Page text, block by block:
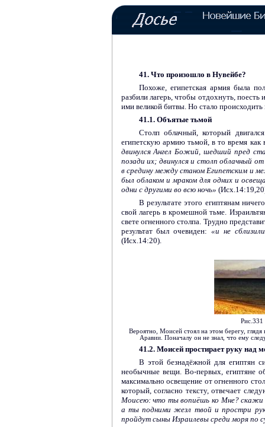
41. Что произошло в Нувейбе?
Похоже, египетская армия была
разбили лагерь, чтобы отдохнуть,
ими великой битвы. Но стало происходить
41.1. Объятые тьмой
Столп облачный, который
египетскую армию тьмой, в то время как
двинулся Ангел Божий, шедший пред
позади их; двинулся и столп облачный
в средину между станом Египетским и
был облаком и мраком для одних и
одни с другими во всю ночь»
В результате этого египтянам
свой лагерь в кромешной тьме.
свете огненного столпа. Трудно
результат был очевиден:«и не
(Исх.14:20).
Рис.331
Вероятно, Моисей стоял на этом берегу,
Аравии. Поначалу он не знал, что ему
41.2. Моисей простирает руку над
В этой безнадёжной для египтян
необычные вещи. Во-первых, египтяне
максимально освещение от огненного
который, согласно тексту, отвечает
Моисею: что ты вопиёшь ко Мне? скажи
а ты подними жезл твой и простри
пройдут сыны Израилевы среди моря по